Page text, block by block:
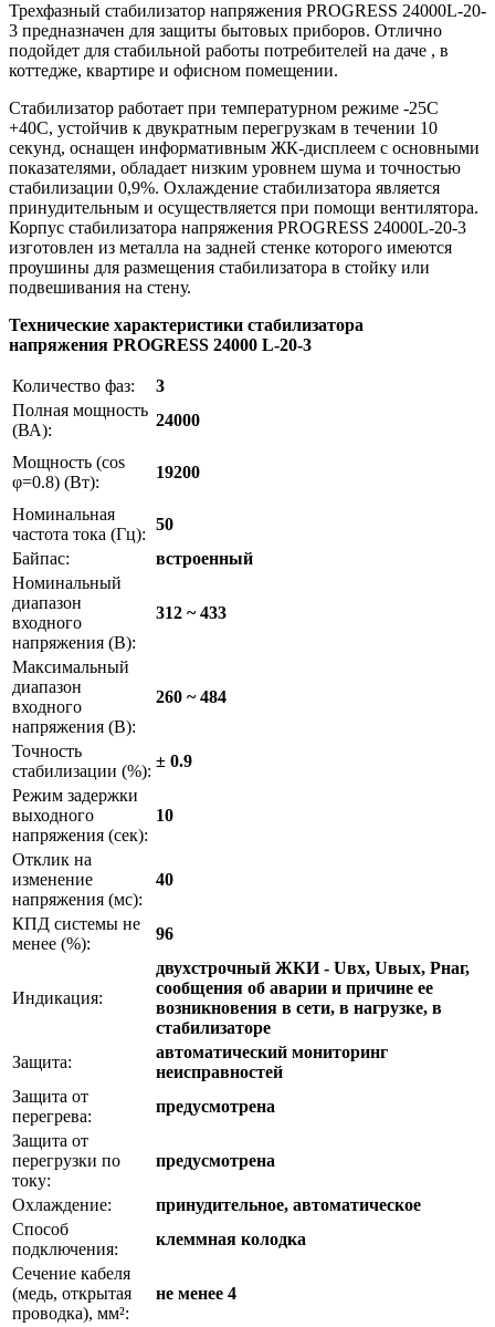
Трехфазный стабилизатор напряжения PROGRESS 24000L-20-
3 предназначен для защиты бытовых приборов. Отлично
подойдет для стабильной работы потребителей на даче , в
коттедже, квартире и офисном помещении.
Стабилизатор работает при температурном режиме -25С
+40С, устойчив к двукратным перегрузкам в течении 10
секунд, оснащен информативным ЖК-дисплеем с основными
показателями, обладает низким уровнем шума и точностью
стабилизации 0,9%. Охлаждение стабилизатора является
принудительным и осуществляется при помощи вентилятора.
Корпус стабилизатора напряжения PROGRESS 24000L-20-3
изготовлен из металла на задней стенке которого имеются
проушины для размещения стабилизатора в стойку или
подвешивания на стену.
Технические характеристики стабилизатора
напряжения PROGRESS 24000 L-20-3
Количество фаз:
3
Полная мощность
(ВА):
24000
Мощность (cos
φ=0.8) (Вт):
19200
Номинальная
частота тока (Гц):
50
Байпас:
встроенный
Номинальный
диапазон
входного
напряжения (В):
312 ~ 433
Максимальный
диапазон
входного
напряжения (В):
260 ~ 484
Точность
стабилизации (%):
± 0.9
Режим задержки
выходного
напряжения (сек):
10
Отклик на
изменение
напряжения (мс):
40
КПД системы не
менее (%):
96
Индикация:
двухстрочный ЖКИ - Uвх, Uвых, Pнаг,
сообщения об аварии и причине ее
возникновения в сети, в нагрузке, в
стабилизаторе
Защита:
автоматический мониторинг
неисправностей
Защита от
перегрева:
предусмотрена
Защита от
перегрузки по
току:
предусмотрена
Охлаждение:
принудительное, автоматическое
Способ
подключения:
клеммная колодка
Сечение кабеля
(медь, открытая
проводка), мм²:
не менее 4